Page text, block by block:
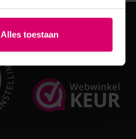
Alles toestaan